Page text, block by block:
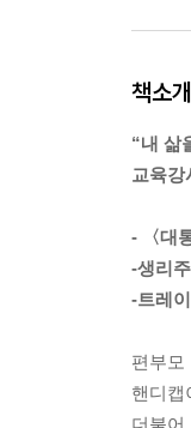
책소개
“내 삶
교육
- 〈대
-생리
-트레
편부
핸디캡
더불어